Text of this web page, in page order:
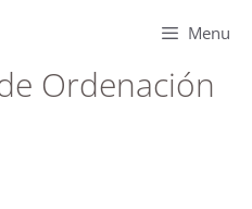
Menu
Ordenación